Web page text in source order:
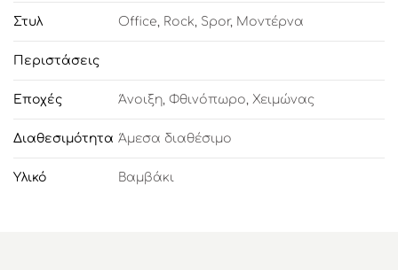
Στυλ Office, Rock, Spor, Μοντέρνα
Περιστάσεις
Εποχές Άνοιξη, Φθινόπωρο, Χειμώνας
Διαθεσιμότητα Άμεσα διαθέσιμο
Υλικό Βαμβάκι